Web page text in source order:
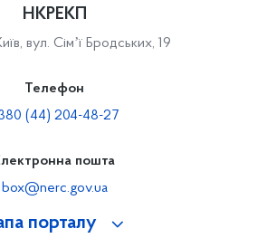
порталу
НКРЕКП
вул. Сімʼї Бродських, 19
Телефон
(44) 204-48-27
пошта
box@nerc.gov.ua